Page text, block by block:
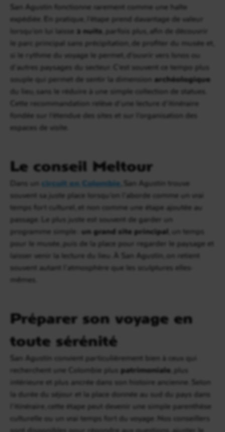
San Agustín fonctionne rarement comme une halte
expédiée. En pratique, l’étape prend davantage de valeur
lorsqu’on lui laisse 2 nuits , parfois plus, afin de découvrir
le parc principal sans précipitation, de profiter du musée et,
si le rythme du voyage le permet, d’ouvrir vers Isnos ou
d’autres paysages du secteur. C’est souvent ce tempo plus
souple qui permet de sentir la dimension archéologique
du lieu, sans le réduire à une simple collection de statues.
Cette recommandation relève d’une lecture d’itinéraire
fondée sur l’étendue des sites et sur l’organisation des
espaces de visite.
Le conseil Meltour
Dans un circuit en Colombie , San Agustín trouve
souvent sa juste place lorsqu’on l’aborde comme un vrai
temps fort culturel, et non comme une étape ajoutée au
passage. Le plus juste est souvent de garder un
programme simple : un grand site principal , un temps
pour le musée, puis de la place pour regarder le paysage et
laisser venir la lecture du lieu. À San Agustín, on retient
souvent autant l’atmosphère que les sculptures elles-
mêmes.
Préparer son voyage en
toute sérénité
San Agustín convient particulièrement bien à ceux qui
recherchent une Colombie plus patrimoniale
intérieure et plus ancrée dans son histoire ancienne. Selon
la durée du séjour et la place donnée au sud du pays dans
l’itinéraire, cette étape peut devenir une simple parenthèse
culturelle ou un vrai temps fort du voyage. Nos conseillers
sont disponibles pour répondre aux questions, ajuster le